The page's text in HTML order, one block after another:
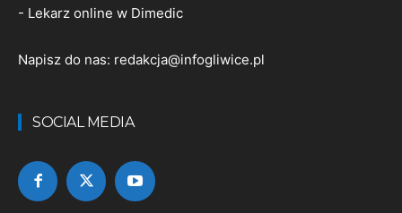
- Lekarz online w Dimedic
Napisz do nas: redakcja@infogliwice.pl
SOCIAL MEDIA